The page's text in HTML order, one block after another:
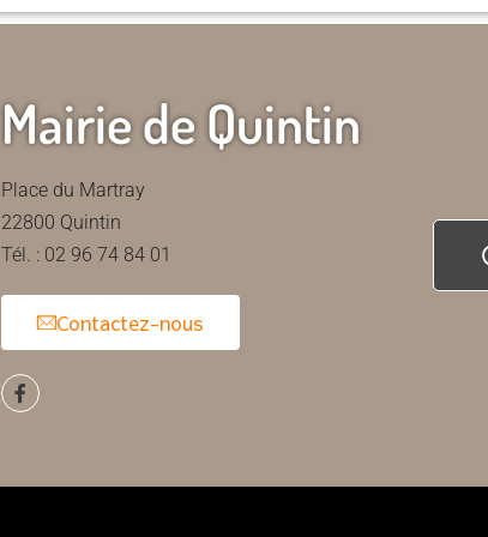
Mairie de Quintin
Place du Martray
22800 Quintin
Tél. : 02 96 74 84 01
Contactez-nous